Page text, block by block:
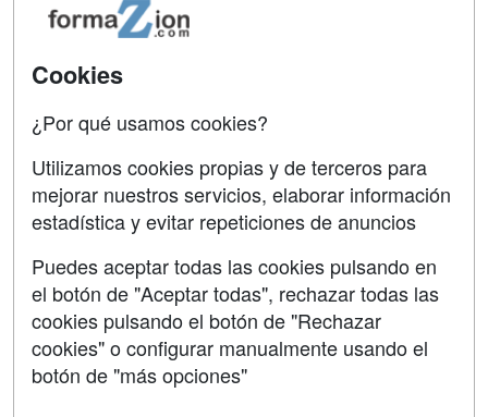
Contactar
Confidencialidad
Aviso legal
Copyleft
Grupo formazion:
Cookies
¿Por qué usamos cookies?
Utilizamos cookies propias y de terceros para
mejorar nuestros servicios, elaborar información
estadística y evitar repeticiones de anuncios
Puedes aceptar todas las cookies pulsando en
el botón de "Aceptar todas", rechazar todas las
cookies pulsando el botón de "Rechazar
cookies" o configurar manualmente usando el
botón de "más opciones"